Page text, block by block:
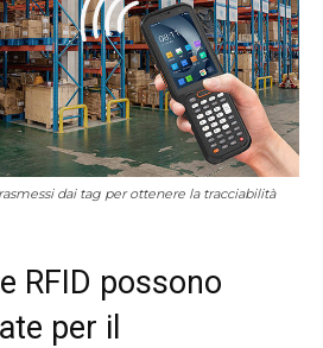
dai tag per ottenere la tracciabilità
RFID possono
per il